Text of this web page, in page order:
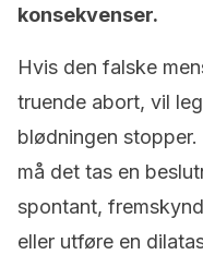
konsekvenser.
Hvis den falske
truende abort, vil
blødningen
må det tas en
spontant,
eller utføre en